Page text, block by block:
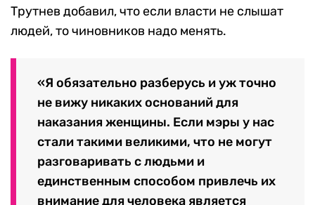
Трутнев добавил, что если власти не слышат
людей, то чиновников надо менять.
«Я обязательно разберусь и уж точно
не вижу никаких оснований для
наказания женщины. Если мэры у нас
стали такими великими, что не могут
разговаривать с людьми и
единственным способом привлечь их
внимание для человека является